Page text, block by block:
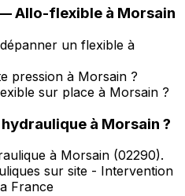
Allo-flexible à Morsain
un flexible à
pression à Morsain ?
sur place à Morsain ?
à Morsain ?
à Morsain (02290).
sur site - Intervention
France